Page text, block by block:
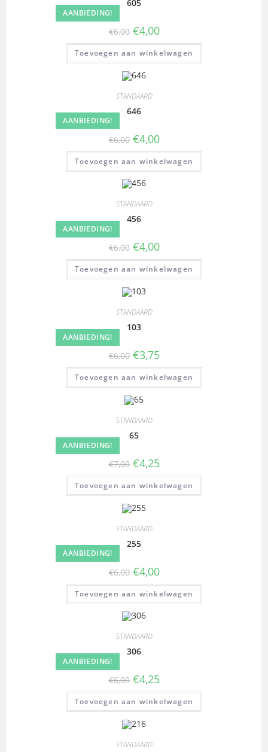
AANBIEDING!
605
€6,00 €4,00
Toevoegen aan winkelwagen
AANBIEDING!
STANDAARD
646
€6,00 €4,00
Toevoegen aan winkelwagen
AANBIEDING!
STANDAARD
456
€6,00 €4,00
Toevoegen aan winkelwagen
AANBIEDING!
STANDAARD
103
€6,00 €3,75
Toevoegen aan winkelwagen
AANBIEDING!
STANDAARD
65
€7,00 €4,25
Toevoegen aan winkelwagen
AANBIEDING!
STANDAARD
255
€6,00 €4,00
Toevoegen aan winkelwagen
AANBIEDING!
STANDAARD
306
€6,00 €4,25
Toevoegen aan winkelwagen
STANDAARD